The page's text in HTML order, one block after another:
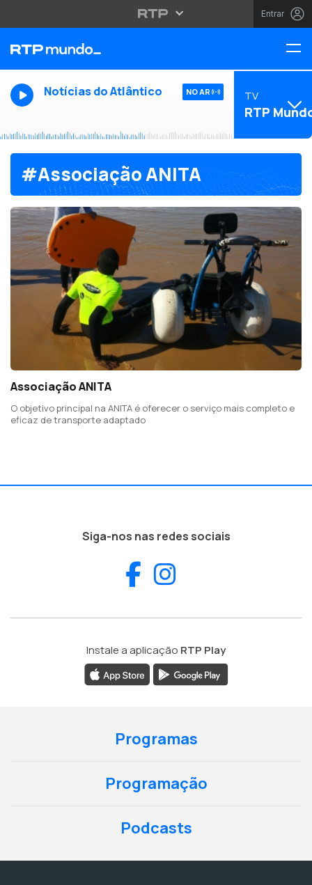
Entrar
Notícias do Atlântico NO AR TV
RTP
#Associação ANITA
Associação ANITA
O objetivo principal na ANITA é oferecer o serviço mais completo e
eficaz de transporte adaptado
Siga-nos nas redes sociais
Facebook
Instale a aplicação RTP Play
Programas
Programação
Podcasts